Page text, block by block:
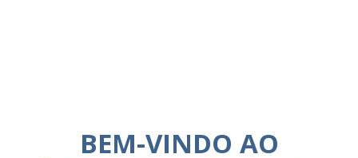
BEM-VINDO AO